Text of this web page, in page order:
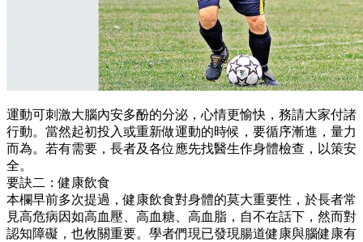
運動可刺激大腦內安多酚的分泌，心情更愉快，務請大家付諸
行動。當然起初投入或重新做運動的時候，要循序漸進，量力
而為。若有需要，長者及各位應先找醫生作身體檢查，以策安
全。
要訣二：健康飲食
本欄早前多次提過，健康飲食對身體的莫大重要性，於長者常
見高危病因如高血壓、高血糖、高血脂，自不在話下，然而對
認知障礙，也攸關重要。學者們現已發現腸道健康與腦健康有